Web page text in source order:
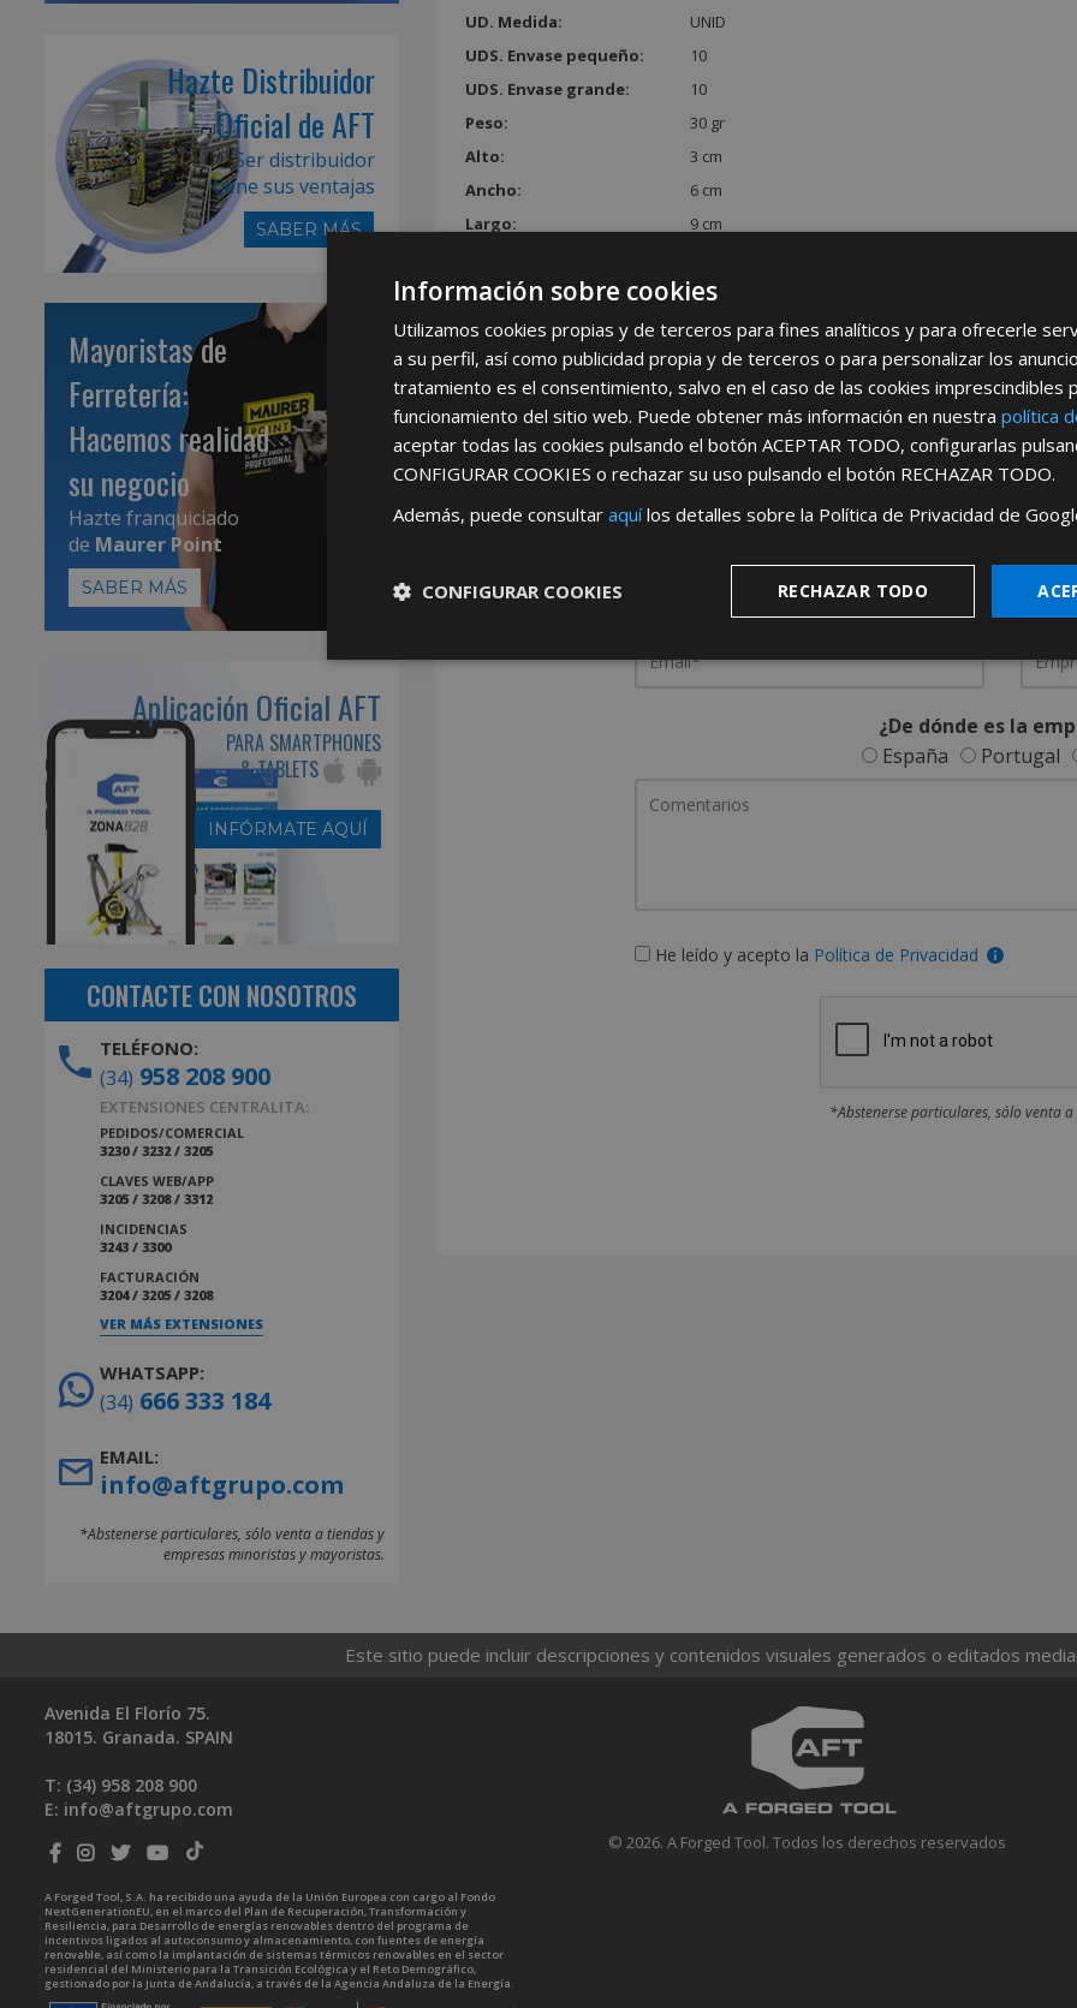
UD. Medida:
UNID
UDS. Envase pequeño:
10
UDS. Envase grande:
10
Peso:
30 gr
Alto:
3 cm
Ancho:
6 cm
Largo:
9 cm
REGÍSTRATE PARA HACERTE
Desdeaquípodrá ver todas las
Rellene este formulario y nos pondremos en contacto
¿De dónde es la
España
Portugal
He leído y acepto la Política de Privacidad
*Abstenerse particulares, sólo venta
Hazte Distribuidor
Oficial de AFT
Ser distribuidor
tiene sus ventajas
SABER MÁS
Mayoristas de
Ferretería:
Hacemos realidad
su negocio
Hazte franquiciado
de Maurer Point
SABER MÁS
Aplicación Oficial AFT
PARA SMARTPHONES
& TABLETS
INFÓRMATE AQUÍ
CONTACTE CON NOSOTROS
TELÉFONO:
(34) 958 208 900
EXTENSIONES CENTRALITA:
PEDIDOS/COMERCIAL
3230 / 3232 / 3205
CLAVES WEB/APP
3205 / 3208 / 3312
INCIDENCIAS
3243 / 3300
FACTURACIÓN
3204 / 3205 / 3208
VER MÁS EXTENSIONES
WHATSAPP:
(34) 666 333 184
EMAIL:
info@aftgrupo.com
*Abstenerse particulares, sólo venta a tiendas y
empresas minoristas y mayoristas.
Este sitio puede incluir descripciones y contenidos visuales generados o editados
© 2026. A Forged Tool. Todos los derechos reservados
Avenida El Florío 75.
18015. Granada. SPAIN
T: (34) 958 208 900
E: info@aftgrupo.com
A Forged Tool, S.A. ha recibido una ayuda de la Unión Europea con cargo al Fondo
NextGenerationEU, en el marco del Plan de Recuperación, Transformación y
Resiliencia, para Desarrollo de energías renovables dentro del programa de
incentivos ligados al autoconsumo y almacenamiento, con fuentes de energía
renovable, así como la implantación de sistemas térmicos renovables en el sector
residencial del Ministerio para la Transición Ecológica y el Reto Demográfico,
gestionado por la Junta de Andalucía, a través de la Agencia Andaluza de la Energía.
Información sobre cookies
Utilizamos cookies propias y de terceros para fines analíticos y para ofrecerle
a su perfil, así como publicidad propia y de terceros o para personalizar los
tratamiento es el consentimiento, salvo en el caso de las cookies imprescindibles
funcionamiento del sitio web. Puede obtener más información en nuestra política
aceptar todas las cookies pulsando el botón ACEPTAR TODO, configurarlas
CONFIGURAR COOKIES o rechazar su uso pulsando el botón RECHAZAR TODO.
Además, puede consultar aquílos detalles sobre la Política de Privacidad de
RECHAZAR TODO
CONFIGURAR COOKIES